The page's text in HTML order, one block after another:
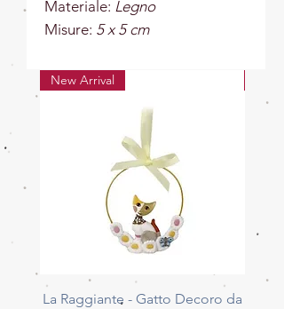
Materiale: Legno
Misure: 5 x 5 cm
New Arrival
La Raggiante - Gatto Decoro da